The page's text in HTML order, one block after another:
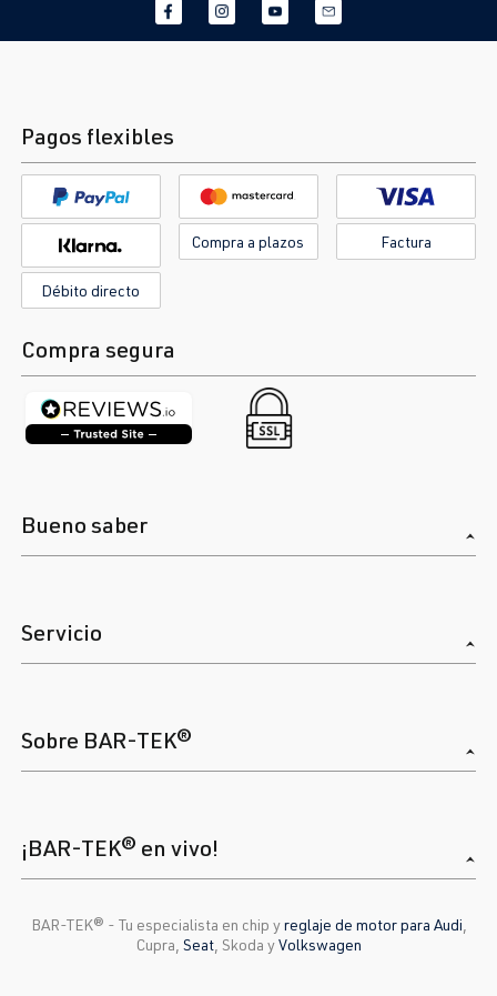
Pagos flexibles
Compra a plazos Factura
Débito directo
Compra segura
Bueno saber
Servicio
Sobre BAR-TEK®
¡BAR-TEK® en vivo!
BAR-TEK®️ - Tu especialista en chip yreglaje de motor para Audi
Cupra, Seat, Skoda yVolkswagen